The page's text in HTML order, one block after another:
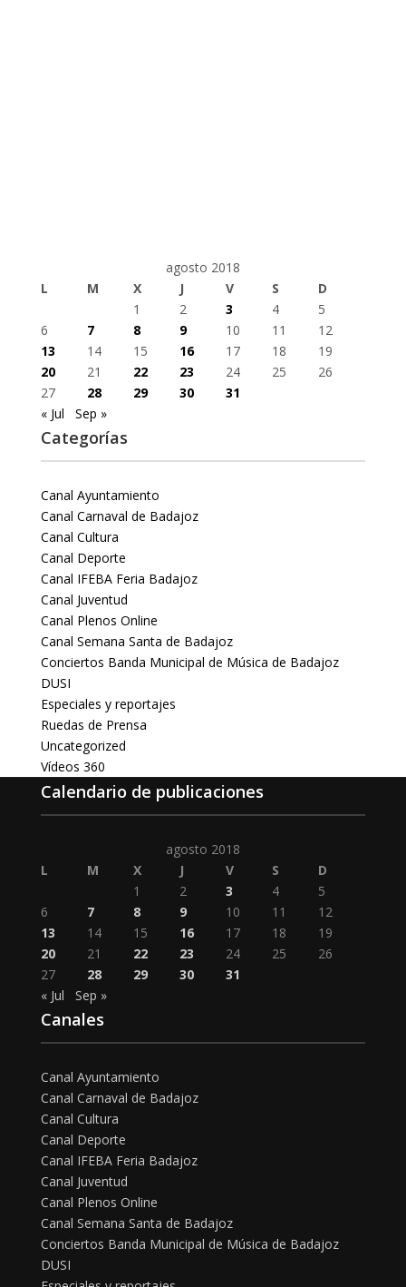
agosto 2018
L
M X J V S
D
1
2 3 4
5
6
7 8 9 10 11
12
13
14 15 16 17 18
19
20
21 22 23 24 25
26
27
28 29 30
31
« Jul
Sep »
Categorías
Canal Ayuntamiento
Canal Carnaval de Badajoz
Canal Cultura
Canal Deporte
Canal IFEBA Feria Badajoz
Canal Juventud
Canal Plenos Online
Canal Semana Santa de Badajoz
Conciertos Banda Municipal de Música de Badajoz
DUSI
Especiales y reportajes
Ruedas de Prensa
Uncategorized
Vídeos 360
Calendario de publicaciones
agosto 2018
L
M X J V S
D
1
2 3 4
5
6
7 8 9 10 11
12
13
14 15 16 17 18
19
20
21 22 23 24 25
26
27
28 29 30
31
« Jul
Sep »
Canales
Canal Ayuntamiento
Canal Carnaval de Badajoz
Canal Cultura
Canal Deporte
Canal IFEBA Feria Badajoz
Canal Juventud
Canal Plenos Online
Canal Semana Santa de Badajoz
Conciertos Banda Municipal de Música de Badajoz
DUSI